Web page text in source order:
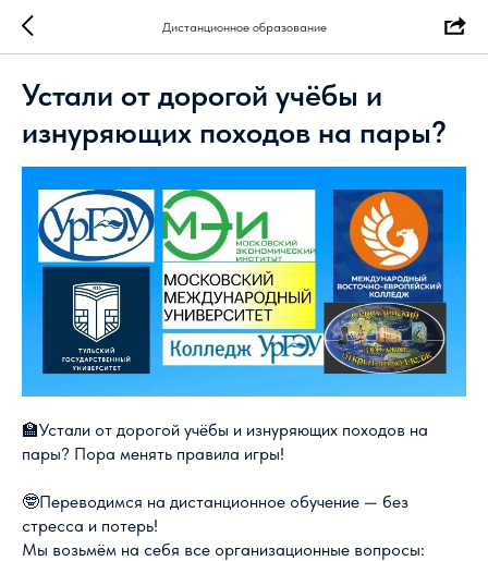
Дистанционное образование
Устали от дорогой учёбы и
изнуряющих походов на пары?
🏫Устали от дорогой учёбы и изнуряющих походов на
пары? Пора менять правила игры!
🤓Переводимся на дистанционное обучение — без
стресса и потерь!
Мы возьмём на себя все организационные вопросы: